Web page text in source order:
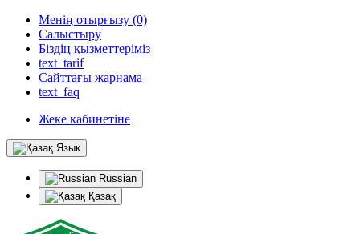
Менің отырғызу (0)
Салыстыру
Біздің қызметтеріміз
text_tarif
Сайттағы жарнама
text_faq
Жеке кабинетіне
Язык
Russian
Қазақ